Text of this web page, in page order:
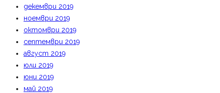
декември 2019
ноември 2019
октомври 2019
септември 2019
август 2019
юли 2019
юни 2019
май 2019